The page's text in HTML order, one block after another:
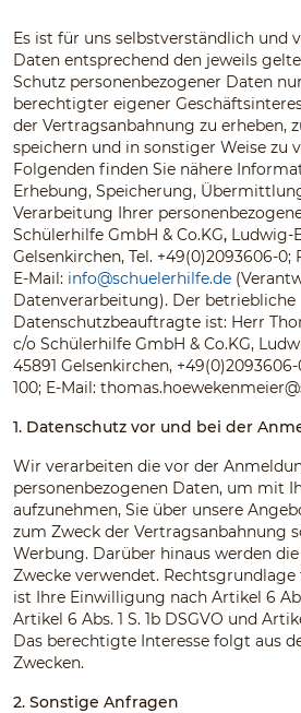
Es ist für uns selbstverständlich und
Daten entsprechend den jeweils
Schutz personenbezogener Daten
berechtigter eigener
der Vertragsanbahnung zu erheben,
speichern und in sonstiger Weise zu
Folgenden finden Sie nähere
Erhebung, Speicherung,
Verarbeitung Ihrer
Schülerhilfe GmbH & Co.KG, Ludwig-
Gelsenkirchen, Tel. +49(0)2093606-0;
E-Mail: info@schuelerhilfe.de
Datenverarbeitung). Der betriebliche
Datenschutzbeauftragte ist: Herr
c/o Schülerhilfe GmbH & Co.KG,
45891 Gelsenkirchen,
100; E-Mail:
1. Datenschutz vor und bei der
Wir verarbeiten die vor der
personenbezogenen Daten, um mit
aufzunehmen, Sie über unsere
zum Zweck der Vertragsanbahnung
Werbung. Darüber hinaus werden
Zwecke verwendet.
ist Ihre Einwilligung nach Artikel 6
Artikel 6 Abs. 1 S. 1b DSGVO und
Das berechtigte Interesse folgt aus
Zwecken.
2. Sonstige Anfragen